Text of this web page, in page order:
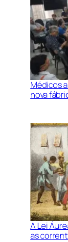
Médicos
nova
A Lei
as